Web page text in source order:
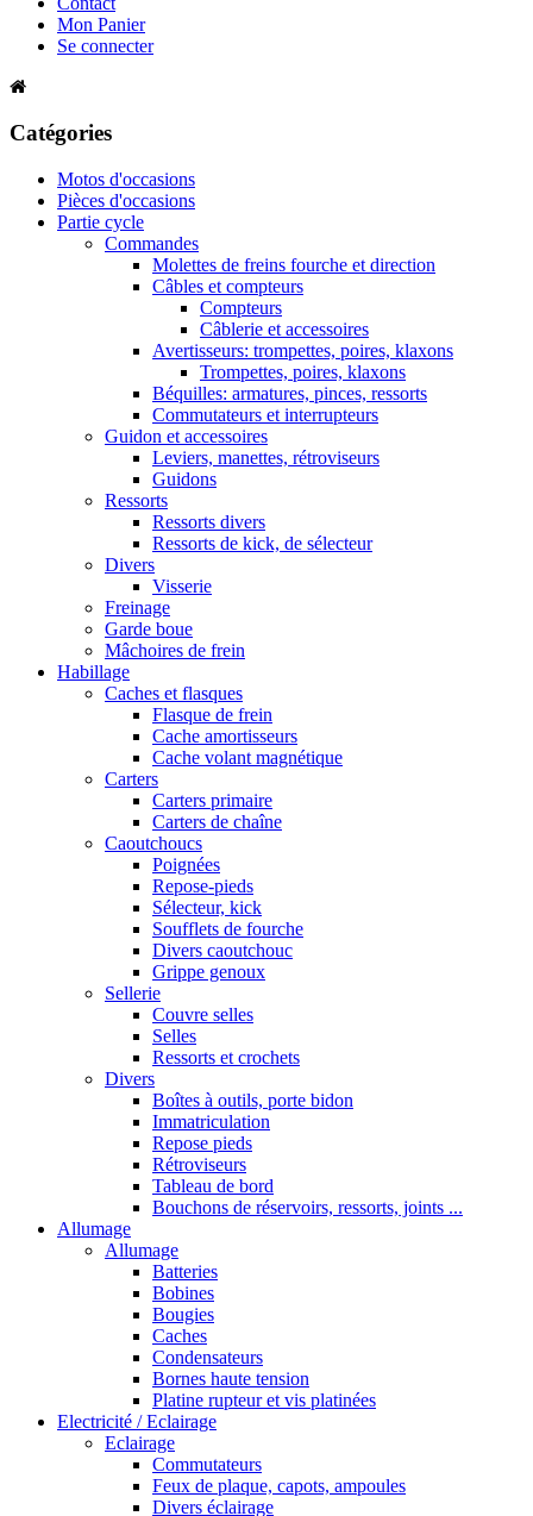
Mon Panier
Se connecter
Catégories
Motos d'occasions
Pièces d'occasions
Partie cycle
Commandes
Molettes de freins fourche et direction
Câbles et compteurs
Compteurs
Câblerie et accessoires
Avertisseurs: trompettes, poires, klaxons
Trompettes, poires, klaxons
Béquilles: armatures, pinces, ressorts
Commutateurs et interrupteurs
Guidon et accessoires
Leviers, manettes, rétroviseurs
Guidons
Ressorts
Ressorts divers
Ressorts de kick, de sélecteur
Divers
Visserie
Freinage
Garde boue
Mâchoires de frein
Habillage
Caches et flasques
Flasque de frein
Cache amortisseurs
Cache volant magnétique
Carters
Carters primaire
Carters de chaîne
Caoutchoucs
Poignées
Repose-pieds
Sélecteur, kick
Soufflets de fourche
Divers caoutchouc
Grippe genoux
Sellerie
Couvre selles
Selles
Ressorts et crochets
Divers
Boîtes à outils, porte bidon
Immatriculation
Repose pieds
Rétroviseurs
Tableau de bord
Bouchons de réservoirs, ressorts, joints ...
Allumage
Allumage
Batteries
Bobines
Bougies
Caches
Condensateurs
Bornes haute tension
Platine rupteur et vis platinées
Electricité / Eclairage
Eclairage
Commutateurs
Feux de plaque, capots, ampoules
Divers éclairage